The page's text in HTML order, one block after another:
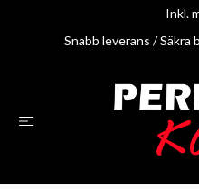
Inkl.
Snabb leverans /